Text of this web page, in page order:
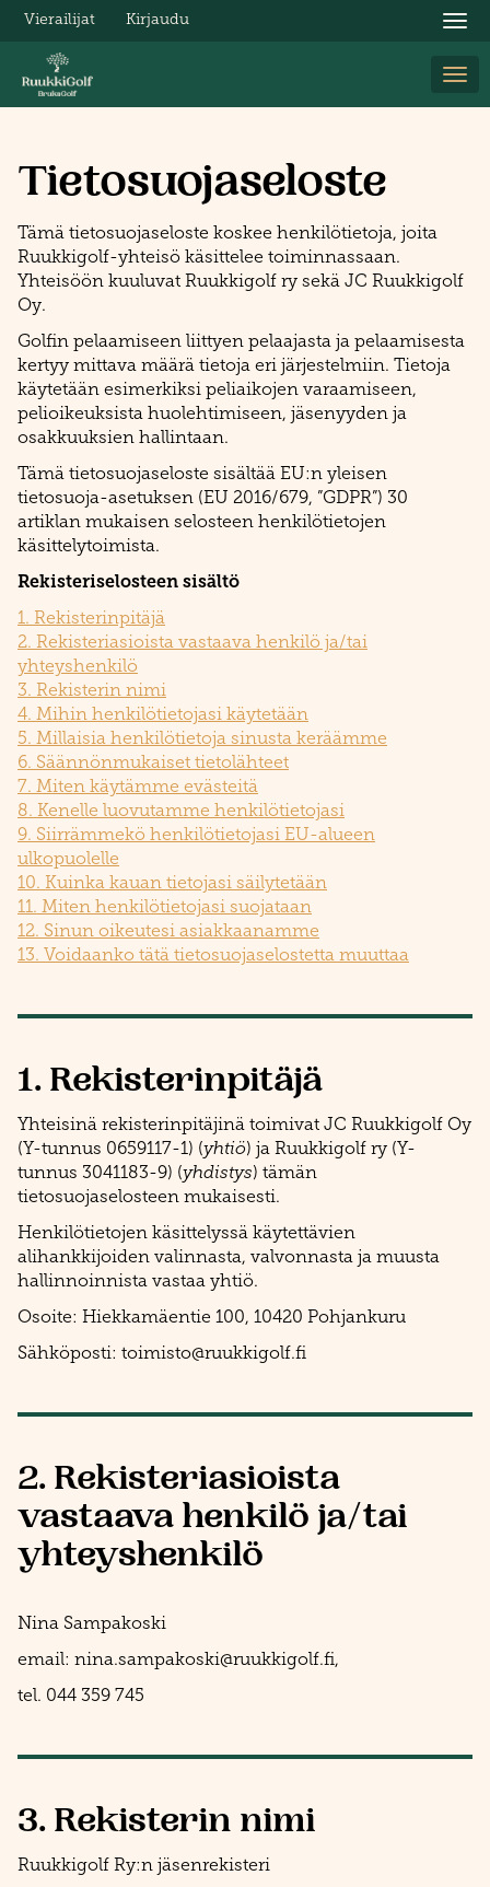
Vierailijat Kirjaudu
Tietosuojaseloste
Tämä tietosuojaseloste koskee henkilötietoja, joita
Ruukkigolf-yhteisö käsittelee toiminnassaan.
Yhteisöön kuuluvat Ruukkigolf ry sekä JC Ruukkigolf
Oy.
Golfin pelaamiseen liittyen pelaajasta ja pelaamisesta
kertyy mittava määrä tietoja eri järjestelmiin. Tietoja
käytetään esimerkiksi peliaikojen varaamiseen,
pelioikeuksista huolehtimiseen, jäsenyyden ja
osakkuuksien hallintaan.
Tämä tietosuojaseloste sisältää EU:n yleisen
tietosuoja-asetuksen (EU 2016/679, ”GDPR”) 30
artiklan mukaisen selosteen henkilötietojen
käsittelytoimista.
Rekisteriselosteen sisältö
1. Rekisterinpitäjä
2. Rekisteriasioista vastaava henkilö ja/tai
yhteyshenkilö
3. Rekisterin nimi
4. Mihin henkilötietojasi käytetään
5. Millaisia henkilötietoja sinusta keräämme
6. Säännönmukaiset tietolähteet
7. Miten käytämme evästeitä
8. Kenelle luovutamme henkilötietojasi
9. Siirrämmekö henkilötietojasi EU-alueen
ulkopuolelle
10. Kuinka kauan tietojasi säilytetään
11. Miten henkilötietojasi suojataan
12. Sinun oikeutesi asiakkaanamme
13. Voidaanko tätä tietosuojaselostetta muuttaa
1. Rekisterinpitäjä
Yhteisinä rekisterinpitäjinä toimivat JC Ruukkigolf Oy
(Y-tunnus 0659117-1) (yhtiö) ja Ruukkigolf ry (Y-
tunnus 3041183-9) (yhdistys) tämän
tietosuojaselosteen mukaisesti.
Henkilötietojen käsittelyssä käytettävien
alihankkijoiden valinnasta, valvonnasta ja muusta
hallinnoinnista vastaa yhtiö.
Osoite: Hiekkamäentie 100, 10420 Pohjankuru
Sähköposti: toimisto@ruukkigolf.fi
2. Rekisteriasioista
vastaava henkilö ja/tai
yhteyshenkilö
Nina Sampakoski
email: nina.sampakoski@ruukkigolf.fi,
tel. 044 359 745
3. Rekisterin nimi
Ruukkigolf Ry:n jäsenrekisteri